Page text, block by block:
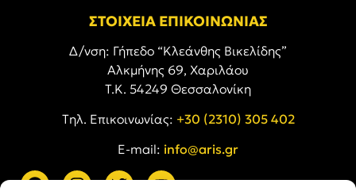
ΣΤΟΙΧΕΙΑ ΕΠΙΚΟΙΝΩΝΙΑΣ
Δ/νση: Γήπεδο “Κλεάνθης Βικελίδης”
Αλκμήνης 69, Χαριλάου
Τ.Κ. 54249 Θεσσαλονίκη
Tηλ. Επικοινωνίας: +30 (2310) 305 402
E-mail: info@aris.gr